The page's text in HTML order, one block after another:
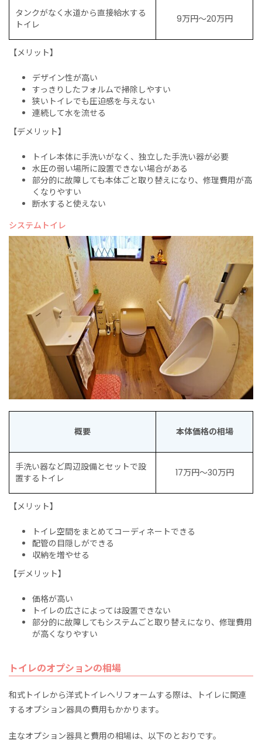
タンクがなく水道から直接給水する
トイレ
9万円〜20万円
【メリット】
デザイン性が高い
すっきりしたフォルムで掃除しやすい
狭いトイレでも圧迫感を与えない
連続して水を流せる
【デメリット】
トイレ本体に手洗いがなく、独立した手洗い器が必要
水圧の弱い場所に設置できない場合がある
部分的に故障しても本体ごと取り替えになり、修理費用が高
くなりやすい
断水すると使えない
システムトイレ
概要 本体価格の相場
手洗い器など周辺設備とセットで設
置するトイレ
17万円〜30万円
【メリット】
トイレ空間をまとめてコーディネートできる
配管の目隠しができる
収納を増やせる
【デメリット】
価格が高い
トイレの広さによっては設置できない
部分的に故障してもシステムごと取り替えになり、修理費用
が高くなりやすい
トイレのオプションの相場
和式トイレから洋式トイレへリフォームする際は、トイレに関連
するオプション器具の費用もかかります。
主なオプション器具と費用の相場は、以下のとおりです。